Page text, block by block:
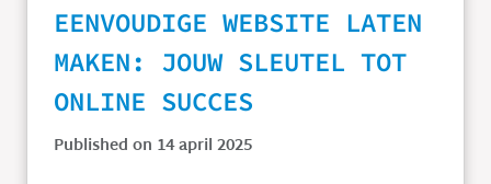
EENVOUDIGE WEBSITE LATEN
MAKEN: JOUW SLEUTEL TOT
ONLINE SUCCES
Published on 14 april 2025